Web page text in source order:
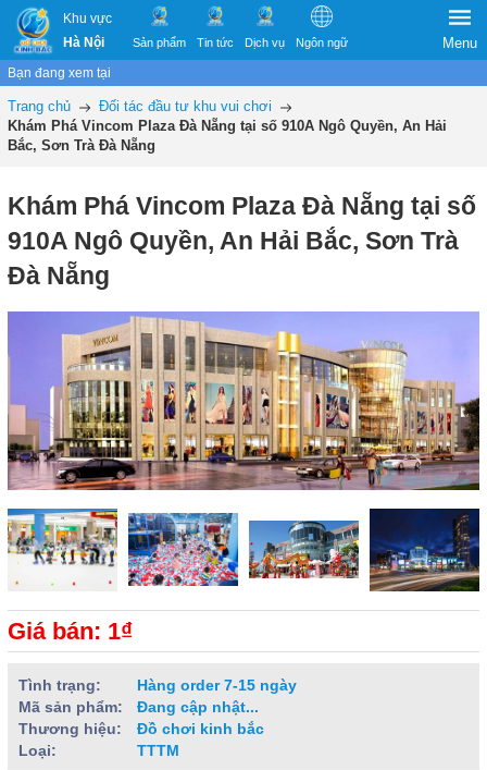
Khu vực
Hà Nội
Sản phẩm Tin tức Dịch vụ Ngôn ngữ Menu
Bạn đang xem tại
Trang chủ
Đối tác đầu tư khu vui chơi
Khám Phá Vincom Plaza Đà Nẵng tại số 910A Ngô Quyền, An Hải
Bắc, Sơn Trà Đà Nẵng
Khám Phá Vincom Plaza Đà Nẵng tại số
910A Ngô Quyền, An Hải Bắc, Sơn Trà
Đà Nẵng
Giá bán: 1₫
Tình trạng:
Hàng order 7-15 ngày
Mã sản phẩm:
Đang cập nhật...
Thương hiệu:
Đồ chơi kinh bắc
Loại:
TTTM